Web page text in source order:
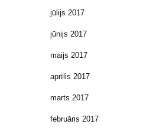
jūlijs 2017
jūnijs 2017
maijs 2017
aprīlis 2017
marts 2017
februāris 2017